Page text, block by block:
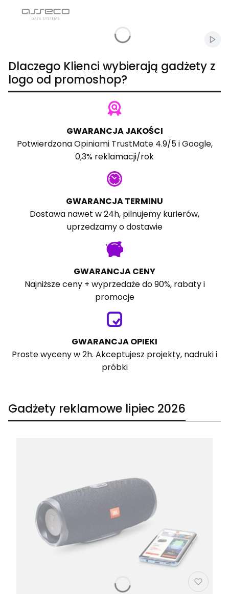
Dlaczego Klienci wybierają gadżety z
logo od promoshop?
GWARANCJA JAKOŚCI
PotwierdzonaOpiniami TrustMate4.9/5 iGoogle,
0,3% reklamacji/rok
GWARANCJA TERMINU
Dostawa nawet w 24h, pilnujemy kurierów,
uprzedzamy o dostawie
GWARANCJA CENY
Najniższe ceny + wyprzedaże do 90%, rabaty i
promocje
GWARANCJA OPIEKI
Proste wyceny w 2h. Akceptujesz projekty, nadruki i
próbki
Gadżety reklamowe lipiec 2026